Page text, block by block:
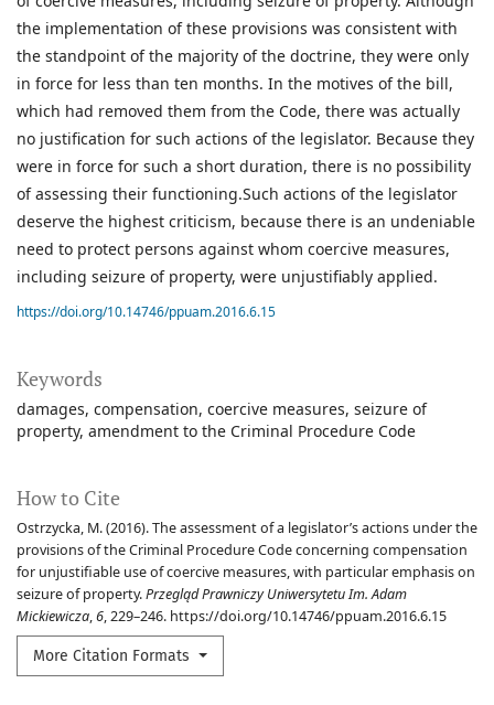
Keywords
damages compensation coercive measures seizure of
property amendment to the Criminal Procedure Code
How to Cite
Ostrzycka, M. (2016). The assessment of a legislator’s actions under the
provisions of the Criminal Procedure Code concerning compensation
for unjustifiable use of coercive measures, with particular emphasis on
seizure of property.Przegląd Prawniczy Uniwersytetu Im. Adam
Mickiewicza,6, 229–246. https://doi.org/10.14746/ppuam.2016.6.15
More Citation Formats
the implementation of these provisions was consistent with
the standpoint of the majority of the doctrine, they were only
in force for less than ten months. In the motives of the bill,
which had removed them from the Code, there was actually
no justification for such actions of the legislator. Because they
were in force for such a short duration, there is no possibility
of assessing their functioning.Such actions of the legislator
deserve the highest criticism, because there is an undeniable
need to protect persons against whom coercive measures,
including seizure of property, were unjustifiably applied.
https://doi.org/10.14746/ppuam.2016.6.15